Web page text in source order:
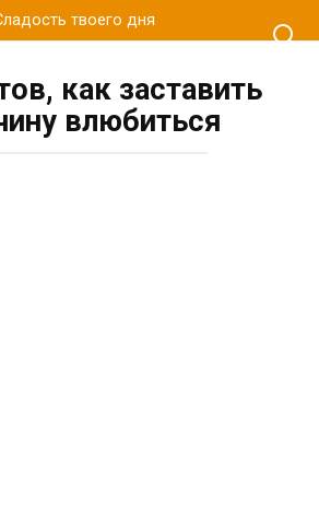
твоего дня
как заставить
влюбиться